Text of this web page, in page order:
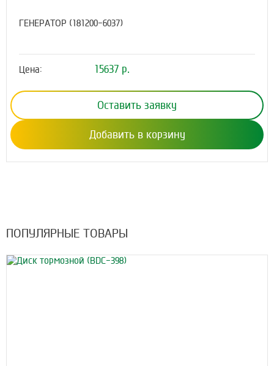
ГЕНЕРАТОР (181200-6037)
Цена: 15637 р.
Оставить заявку
Добавить в корзину
ПОПУЛЯРНЫЕ ТОВАРЫ